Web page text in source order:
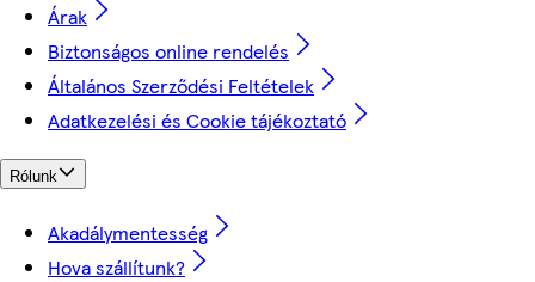
Árak
Biztonságos online rendelés
Általános Szerződési Feltételek
Adatkezelési és Cookie tájékoztató
Rólunk
Akadálymentesség
Hova szállítunk?